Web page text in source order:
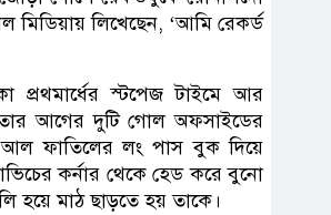
মিডিয়ায় লিখেছেন, ‘আমি রেকর্ড
প্রথমার্ধের স্টপেজ টাইমে আর
তার আগের দুটি গোল অফসাইডের
আল ফাতিলের লং পাস বুক দিয়ে
কর্নার থেকে হেড করে বুনো
হয়ে মাঠ ছাড়তে হয় তাকে।